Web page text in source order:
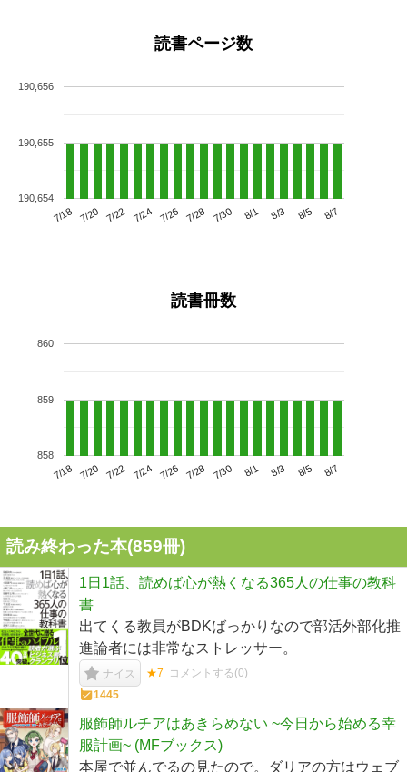
読書ページ数
7/18 7/20 7/22 7/24 7/26 7/28 7/30 8/1 8/3 8/5 8/7
190,654
190,655
190,656
読書冊数
7/18 7/20 7/22 7/24 7/26 7/28 7/30 8/1 8/3 8/5 8/7
858
859
860
読み終わった本(859冊)
1日1話、読めば心が熱くなる365人の仕事の教科
書
出てくる教員がBDKばっかりなので部活外部化推
進論者には非常なストレッサー。
ナイス ★7 コメントする(0)
1445
服飾師ルチアはあきらめない ~今日から始める幸
服計画~ (MFブックス)
本屋で並んでるの見たので。ダリアの方はウェブ